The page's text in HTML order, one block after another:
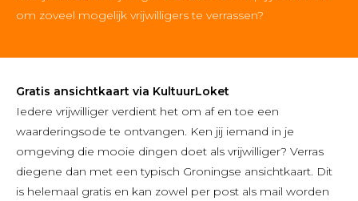
om zoveel mogelijk vrijwilligers te verrassen?
Gratis ansichtkaart via KultuurLoket
Iedere vrijwilliger verdient het om af en toe een
waarderingsode te ontvangen. Ken jij iemand in je
omgeving die mooie dingen doet als vrijwilliger? Verras
diegene dan met een typisch Groningse ansichtkaart. Dit
is helemaal gratis en kan zowel per post als mail worden